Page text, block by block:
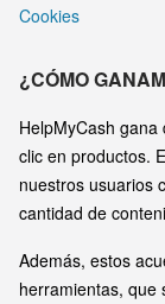
Cookies
¿CÓMO
HelpMyCash
clic en productos.
nuestros usuarios
cantidad de
Además, estos
herramientas, que